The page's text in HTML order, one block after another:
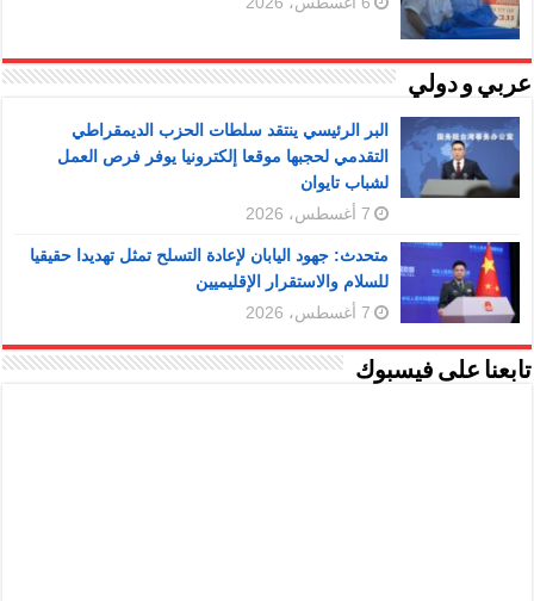
عربي و دولي
البر الرئيسي ينتقد سلطات الحزب الديمقراطي
التقدمي لحجبها موقعا إلكترونيا يوفر فرص العمل
لشباب تايوان
7 أغسطس، 2026
متحدث: جهود اليابان لإعادة التسلح تمثل تهديدا حقيقيا
للسلام والاستقرار الإقليميين
7 أغسطس، 2026
تابعنا على فيسبوك